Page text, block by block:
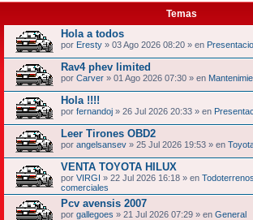
Temas
Hola a todos
por Eresty » 03 Ago 2026 08:20 » en
Rav4 phev limited
por Carver » 01 Ago 2026 07:30 » en
Hola !!!!
por fernandoj » 26 Jul 2026 20:33 » en
Leer Tirones OBD2
por angelsansev » 25 Jul 2026 19:53 » en
VENTA TOYOTA HILUX
por VIRGI » 22 Jul 2026 16:18 » en
comerciales
Pcv avensis 2007
por gallegoes » 21 Jul 2026 07:29 » en General